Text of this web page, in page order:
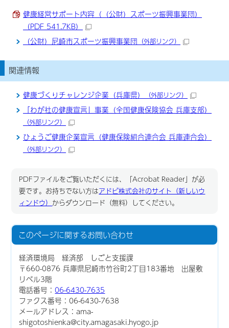
健康経営サポート内容（（公財）スポーツ振興事業団）
（PDF 541.7KB）
（公財）尼崎市スポーツ振興事業団 （外部リンク）
関連情報
健康づくりチャレンジ企業（兵庫県） （外部リンク）
「わが社の健康宣言」事業（全国健康保険協会 兵庫支部）
（外部リンク）
ひょうご健康企業宣言（健康保険組合連合会 兵庫連合会）
（外部リンク）
PDFファイルをご覧いただくには、「Acrobat Reader」が必
要です。お持ちでない方はアドビ株式会社のサイト（新しいウ
ィンドウ） からダウンロード（無料）してください。
このページに関するお問い合わせ
経済環境局 経済部 しごと支援課
〒660-0876 兵庫県尼崎市竹谷町2丁目183番地 出屋敷
リベル3階
電話番号：06-6430-7635
ファクス番号：06-6430-7638
メールアドレス：ama-
shigotoshienka@city.amagasaki.hyogo.jp